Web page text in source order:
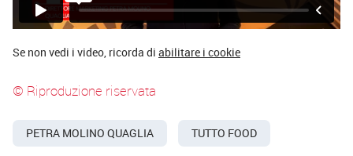
Se non vedi i video, ricorda di abilitare i cookie
© Riproduzione riservata
PETRA MOLINO QUAGLIA TUTTO FOOD